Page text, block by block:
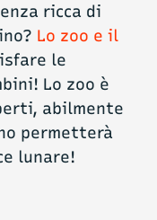
ricca di
Lo zoo e il
le
Lo zoo è
abilmente
permetterà
lunare!